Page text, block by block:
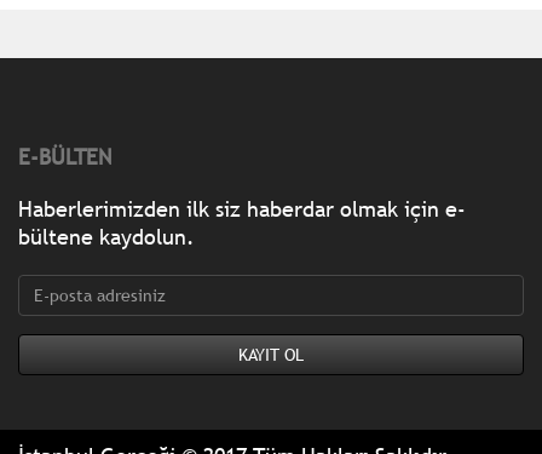
E-BÜLTEN
Haberlerimizden ilk siz haberdar olmak için e-
bültene kaydolun.